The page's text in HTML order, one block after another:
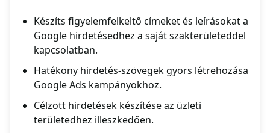
Készíts figyelemfelkeltő címeket és leírásokat a
Google hirdetésedhez a saját szakterületeddel
kapcsolatban.
Hatékony hirdetés-szövegek gyors létrehozása
Google Ads kampányokhoz.
Célzott hirdetések készítése az üzleti
területedhez illeszkedően.